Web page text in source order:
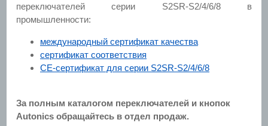
переключателей серии S2SR-S2/4/6/8 в
промышленности:
международный сертификат качества
сертификат соответствия
CE-сертификат для серии S2SR-S2/4/6/8
За полным каталогом переключателей и кнопок
Autonics обращайтесь в отдел продаж.